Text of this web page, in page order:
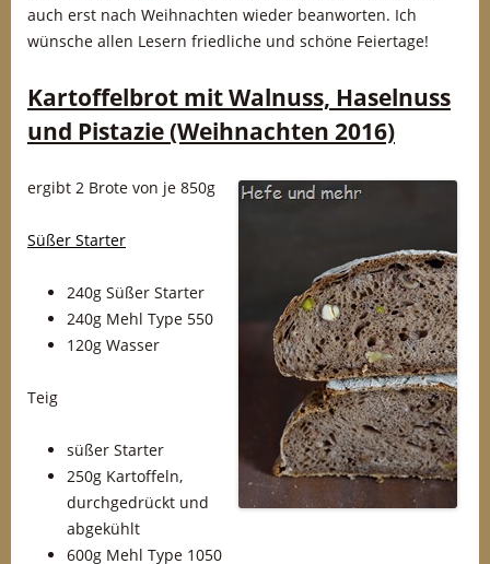
auch erst nach Weihnachten wieder beanworten. Ich
wünsche allen Lesern friedliche und schöne Feiertage!
Kartoffelbrot mit Walnuss, Haselnuss
und Pistazie (Weihnachten 2016)
ergibt 2 Brote von je 850g
Süßer Starter
240g Süßer Starter
240g Mehl Type 550
120g Wasser
Teig
süßer Starter
250g Kartoffeln,
durchgedrückt und
abgekühlt
600g Mehl Type 1050